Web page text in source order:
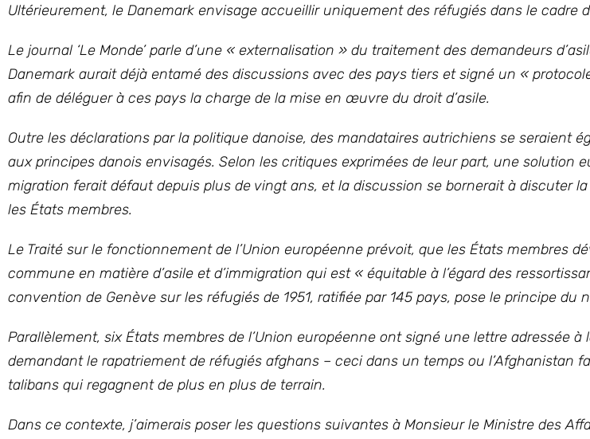
Ultérieurement, le Danemark envisage accueillir uniquement des réfugiés dans le cadre
Le journal ‘Le Monde’ parle d’une « externalisation » du traitement des demandeurs
Danemark aurait déjà entamé des discussions avec des pays tiers et signé un «
afin de déléguer à ces pays la charge de la mise en œuvre du droit d’asile.
Outre les déclarations par la politique danoise, des mandataires autrichiens se seraient
aux principes danois envisagés. Selon les critiques exprimées de leur part, une solution
migration ferait défaut depuis plus de vingt ans, et la discussion se bornerait à discuter
les États membres.
Le Traité sur le fonctionnement de l’Union européenne prévoit, que les États membres
commune en matière d’asile et d’immigration qui est « équitable à l’égard des
convention de Genève sur les réfugiés de 1951, ratifiée par 145 pays, pose le principe du
Parallèlement, six États membres de l’Union européenne ont signé une lettre adressée
demandant le rapatriement de réfugiés afghans – ceci dans un temps ou l’Afghanistan
talibans qui regagnent de plus en plus de terrain.
Dans ce contexte, j’aimerais poser les questions suivantes à Monsieur le Ministre des